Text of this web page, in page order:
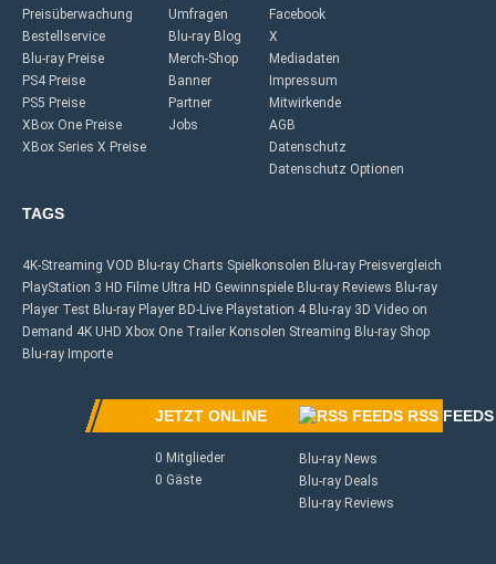
Preisüberwachung
Bestellservice
Blu-ray Preise
PS4 Preise
PS5 Preise
XBox One Preise
XBox Series X Preise
Umfragen
Blu-ray Blog
Merch-Shop
Banner
Partner
Jobs
Facebook
X
Mediadaten
Impressum
Mitwirkende
AGB
Datenschutz
Datenschutz Optionen
TAGS
4K-Streaming VOD Blu-ray Charts Spielkonsolen Blu-ray Preisvergleich
PlayStation 3 HD Filme Ultra HD Gewinnspiele Blu-ray Reviews Blu-ray
Player Test Blu-ray Player BD-Live Playstation 4 Blu-ray 3D Video on
Demand 4K UHD Xbox One Trailer Konsolen Streaming Blu-ray Shop
Blu-ray Importe
JETZT ONLINE
0 Mitglieder
0 Gäste
RSS FEEDS
Blu-ray News
Blu-ray Deals
Blu-ray Reviews